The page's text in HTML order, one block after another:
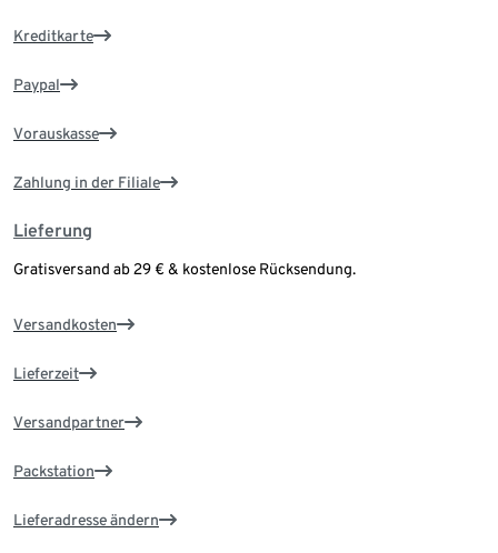
Kreditkarte
Paypal
Vorauskasse
Zahlung in der Filiale
Lieferung
Gratisversand ab 29 € & kostenlose Rücksendung.
Versandkosten
Lieferzeit
Versandpartner
Packstation
Lieferadresse ändern